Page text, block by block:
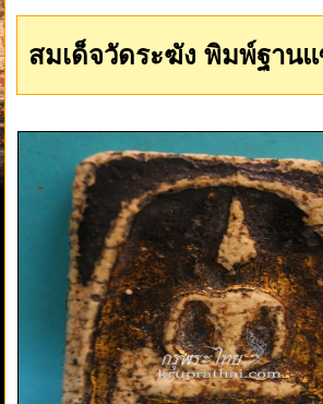
สมเด็จวัดระฆัง พิมพ์ฐาน